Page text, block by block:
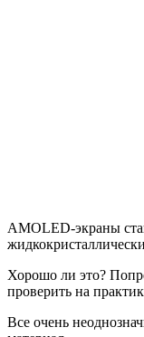
AMOLED-экраны
Хорошо ли это?
проверить на
Все очень